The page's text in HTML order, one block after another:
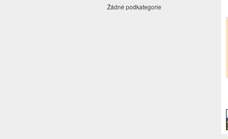
Žádné podkategorie